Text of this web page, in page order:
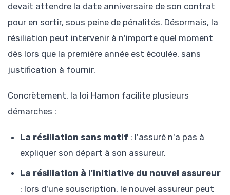
devait attendre la date anniversaire de son contrat
pour en sortir, sous peine de pénalités. Désormais, la
résiliation peut intervenir à n'importe quel moment
dès lors que la première année est écoulée, sans
justification à fournir.
Concrètement, la loi Hamon facilite plusieurs
démarches :
La résiliation sans motif : l'assuré n'a pas à
expliquer son départ à son assureur.
La résiliation à l'initiative du nouvel assureur
: lors d'une souscription, le nouvel assureur peut